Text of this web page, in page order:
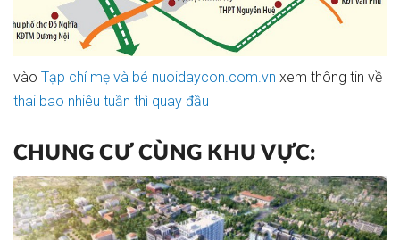
vào Tạp chí mẹ và bé nuoidaycon.com.vn xem thông tin về
thai bao nhiêu tuần thì quay đầu
CHUNG CƯ CÙNG KHU VỰC: